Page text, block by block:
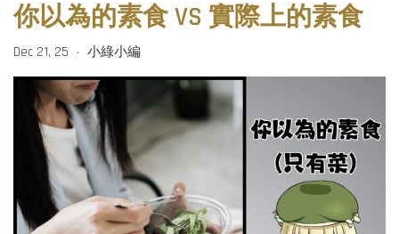
你以為的素食 VS 實際上的素食
Dec 21, 25 • 小綠小編